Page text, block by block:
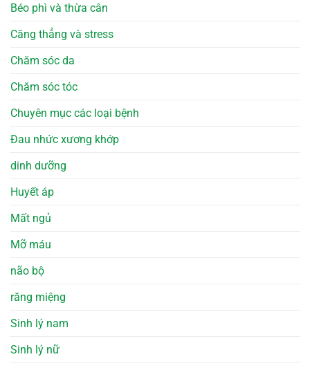
Béo phì và thừa cân
Căng thẳng và stress
Chăm sóc da
Chăm sóc tóc
Chuyên mục các loại bệnh
Đau nhức xương khớp
dinh dưỡng
Huyết áp
Mất ngủ
Mỡ máu
não bộ
răng miệng
Sinh lý nam
Sinh lý nữ